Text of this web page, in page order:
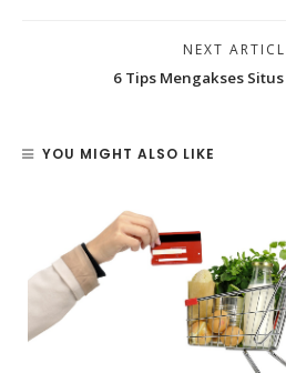
NEXT
6 Tips Mengakses
YOU MIGHT ALSO LIKE